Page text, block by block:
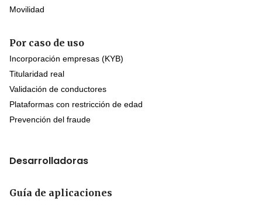
Movilidad
Por caso de uso
Incorporación empresas (KYB)
Titularidad real
Validación de conductores
Plataformas con restricción de edad
Prevención del fraude
Desarrolladoras
Guía de aplicaciones